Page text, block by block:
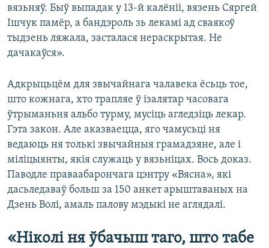
вязьняў. Быў выпадак у 13-й калёніі, вязень Сяргей
Ішчук памёр, а бандэроль зь лекамі ад сваякоў
тыдзень ляжала, засталася нераскрытая. Не
дачакаўся».
Адкрыцьцём для звычайнага чалавека ёсьць тое,
што кожнага, хто трапляе ў ізалятар часовага
ўтрыманьня альбо турму, мусіць агледзіць лекар.
Гэта закон. Але аказваецца, яго чамусьці ня
ведаюць ня толькі звычайныя грамадзяне, але і
міліцыянты, якія служаць у вязьніцах. Вось доказ.
Паводле праваабарончага цэнтру «Вясна», які
дасьледаваў больш за 150 анкет арыштаваных на
Дзень Волі, амаль палову мэдыкі не аглядалі.
«Ніколі ня ўбачыш таго, што табе